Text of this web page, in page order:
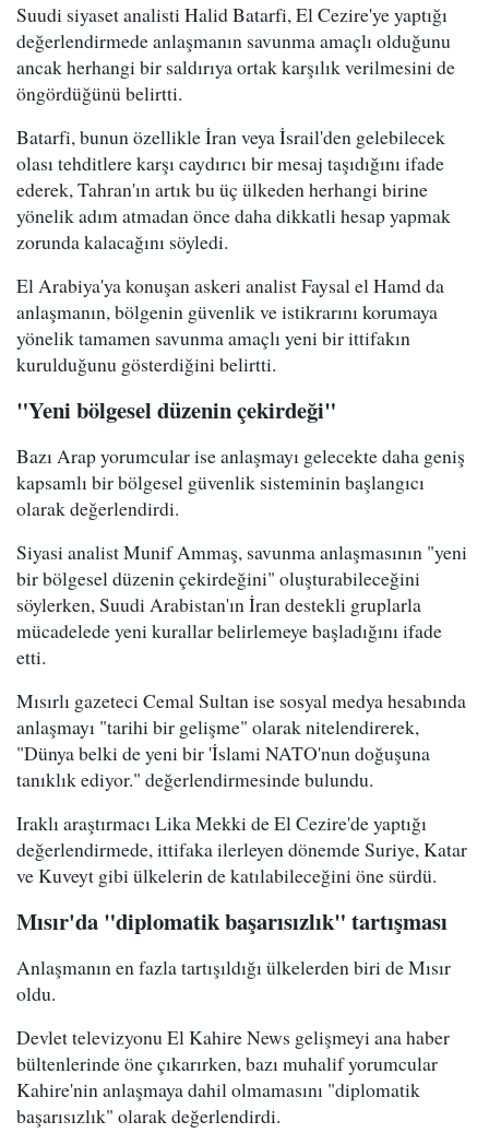
Suudi siyaset analisti Halid Batarfi, El Cezire'ye yaptığı
değerlendirmede anlaşmanın savunma amaçlı olduğunu
ancak herhangi bir saldırıya ortak karşılık verilmesini de
öngördüğünü belirtti.
Batarfi, bunun özellikle İran veya İsrail'den gelebilecek
olası tehditlere karşı caydırıcı bir mesaj taşıdığını ifade
ederek, Tahran'ın artık bu üç ülkeden herhangi birine
yönelik adım atmadan önce daha dikkatli hesap yapmak
zorunda kalacağını söyledi.
El Arabiya'ya konuşan askeri analist Faysal el Hamd da
anlaşmanın, bölgenin güvenlik ve istikrarını korumaya
yönelik tamamen savunma amaçlı yeni bir ittifakın
kurulduğunu gösterdiğini belirtti.
"Yeni bölgesel düzenin çekirdeği"
Bazı Arap yorumcular ise anlaşmayı gelecekte daha geniş
kapsamlı bir bölgesel güvenlik sisteminin başlangıcı
olarak değerlendirdi.
Siyasi analist Munif Ammaş, savunma anlaşmasının "yeni
bir bölgesel düzenin çekirdeğini" oluşturabileceğini
söylerken, Suudi Arabistan'ın İran destekli gruplarla
mücadelede yeni kurallar belirlemeye başladığını ifade
etti.
Mısırlı gazeteci Cemal Sultan ise sosyal medya hesabında
anlaşmayı "tarihi bir gelişme" olarak nitelendirerek,
"Dünya belki de yeni bir 'İslami NATO'nun doğuşuna
tanıklık ediyor." değerlendirmesinde bulundu.
Iraklı araştırmacı Lika Mekki de El Cezire'de yaptığı
değerlendirmede, ittifaka ilerleyen dönemde Suriye, Katar
ve Kuveyt gibi ülkelerin de katılabileceğini öne sürdü.
Mısır'da "diplomatik başarısızlık" tartışması
Anlaşmanın en fazla tartışıldığı ülkelerden biri de Mısır
oldu.
Devlet televizyonu El Kahire News gelişmeyi ana haber
bültenlerinde öne çıkarırken, bazı muhalif yorumcular
Kahire'nin anlaşmaya dahil olmamasını "diplomatik
başarısızlık" olarak değerlendirdi.